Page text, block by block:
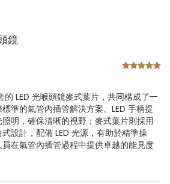
鏡
LED 光喉頭鏡麥式葉片，共同構成了一
準的氣管內插管解決方案。LED 手柄提
明，確保清晰的視野；麥式葉片則採用
設計，配備 LED 光源，有助於精準操
在氣管內插管過程中提供卓越的能見度